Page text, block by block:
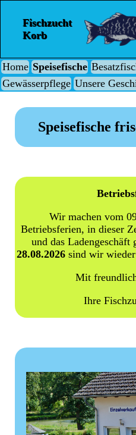
Fischzucht
Korb
Home Speisefische
Gewässerpflege Unsere
Speisefische
Wir machen vom
Betriebsferien, in dieser
und das Ladengeschäft
28.08.2026 sind wir
Mit
Ihre